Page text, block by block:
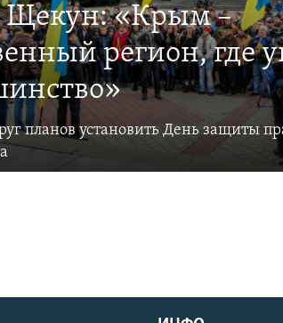
Щекун: «Крым –
регион, где
планов установить День защиты